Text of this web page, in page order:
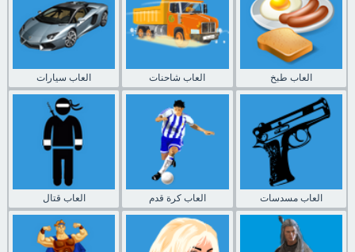
العاب سيارات العاب شاحنات العاب طبخ
العاب قتال العاب كرة قدم العاب مسدسات